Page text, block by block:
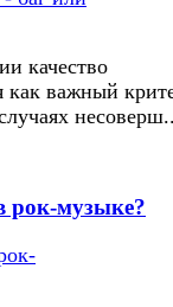
качество
как важный
рок-музыке?